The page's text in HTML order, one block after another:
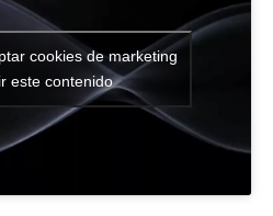
cookies de marketing
este contenido